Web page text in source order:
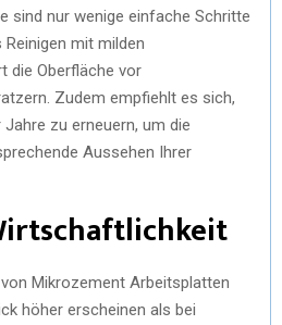
sind nur wenige einfache Schritte
mit milden
die Oberfläche vor
Zudem empfiehlt es sich,
zu erneuern, um die
Aussehen Ihrer
Mikrozement Arbeitsplatten
höher erscheinen als bei